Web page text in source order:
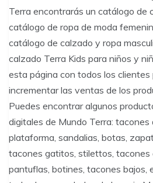
Terra encontrarás un catálogo de
catálogo de ropa de moda
catálogo de calzado y ropa
calzado Terra Kids para niños y
esta página con todos los clientes
incrementar las ventas de los
Puedes encontrar algunos
digitales de Mundo Terra:
plataforma, sandalias, botas,
tacones gatitos, stilettos, tacones
pantuflas, botines, tacones bajos,